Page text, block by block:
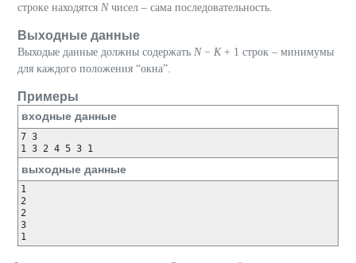
строке находятся Nчисел – сама последовательность.
Выходные данные
Выходые данные должны содержать N− K+ 1 строк – минимумы
для каждого положения “окна”.
Примеры
входные данные
7 3
1 3 2 4 5 3 1
выходные данные
1
2
2
3
1